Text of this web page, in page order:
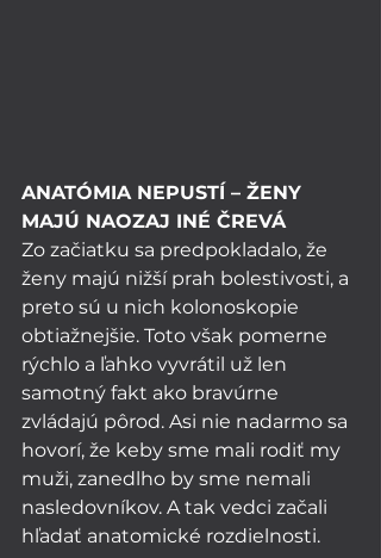
ANATÓMIA NEPUSTÍ – ŽENY
MAJÚ NAOZAJ INÉ ČREVÁ
Zo začiatku sa predpokladalo, že
ženy majú nižší prah bolestivosti, a
preto sú u nich kolonoskopie
obtiažnejšie. Toto však pomerne
rýchlo a ľahko vyvrátil už len
samotný fakt ako bravúrne
zvládajú pôrod. Asi nie nadarmo sa
hovorí, že keby sme mali rodiť my
muži, zanedlho by sme nemali
nasledovníkov. A tak vedci začali
hľadať anatomické rozdielnosti.